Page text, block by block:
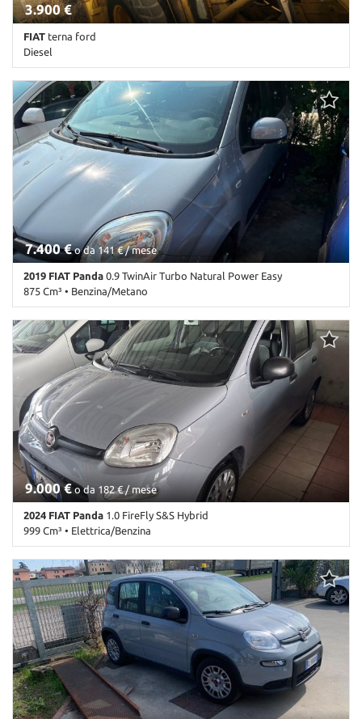
3.900 €
FIAT terna ford
Diesel
Km non disponibile • Cambio Altro • Antracite pastello
7.400 €o da 141 € / mese
2019 FIAT Panda 0.9 TwinAir Turbo Natural Power Easy
875 Cm³ • Benzina/Metano
189.000 Km • Cambio Manuale (5) • Antracite pastello • 5 Porte •
ABS • Airbag • Airbag Passeggero • Airbag testa • Autoradio •
Autoradio digitale • Cerchi in lega • Chiusura centralizzata •
Climatizzatore • Controllo trazione • ESP • Immobilizzatore
elettronico • Servosterzo
9.000 €o da 182 € / mese
2024 FIAT Panda 1.0 FireFly S&S Hybrid
999 Cm³ • Elettrica/Benzina
49.000 Km • Cambio Manuale (6) • Antracite pastello • 5 Porte •
ABS • Airbag • Airbag Passeggero • Airbag testa • Antifurto •
Autoradio • Autoradio digitale • Bluetooth • Chiusura centralizzata
• Climatizzatore • Controllo trazione • ESP • Immobilizzatore
elettronico • Servosterzo